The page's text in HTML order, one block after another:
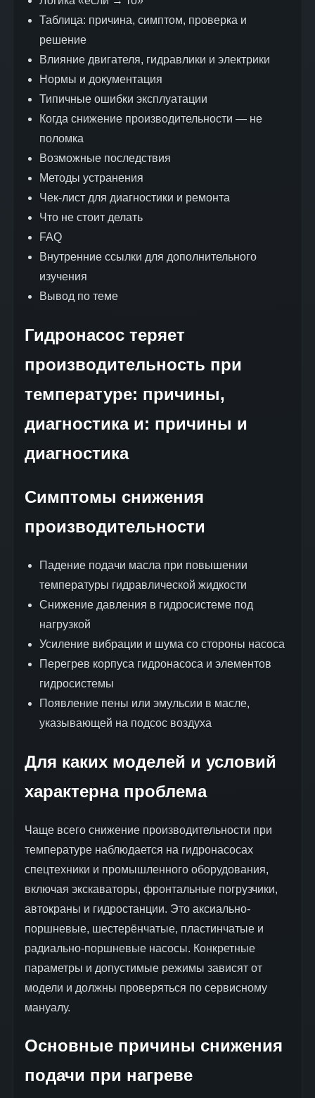
Таблица: причина, симптом, проверка и
решение
Влияние двигателя, гидравлики и электрики
Нормы и документация
Типичные ошибки эксплуатации
Когда снижение производительности — не
поломка
Возможные последствия
Методы устранения
Чек-лист для диагностики и ремонта
Что не стоит делать
FAQ
Внутренние ссылки для дополнительного
изучения
Вывод по теме
Гидронасос теряет
производительность при
температуре: причины,
диагностика и: причины и
диагностика
Симптомы снижения
производительности
Падение подачи масла при повышении
температуры гидравлической жидкости
Снижение давления в гидросистеме под
нагрузкой
Усиление вибрации и шума со стороны насоса
Перегрев корпуса гидронасоса и элементов
гидросистемы
Появление пены или эмульсии в масле,
указывающей на подсос воздуха
Для каких моделей и условий
характерна проблема
Чаще всего снижение производительности при
температуре наблюдается на гидронасосах
спецтехники и промышленного оборудования,
включая экскаваторы, фронтальные погрузчики,
автокраны и гидростанции. Это аксиально-
поршневые, шестерёнчатые, пластинчатые и
радиально-поршневые насосы. Конкретные
параметры и допустимые режимы зависят от
модели и должны проверяться по сервисному
мануалу.
Основные причины снижения
подачи при нагреве